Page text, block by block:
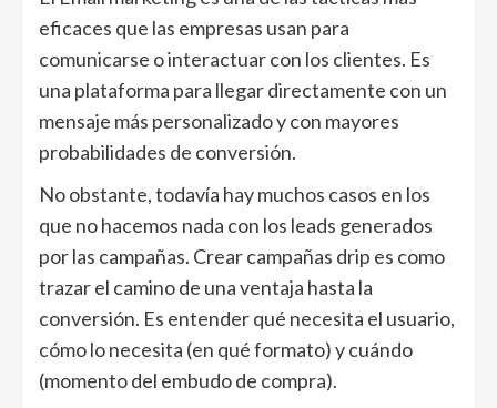
eficaces que las empresas usan para
comunicarse o interactuar con los clientes. Es
una plataforma para llegar directamente con un
mensaje más personalizado y con mayores
probabilidades de conversión.
No obstante, todavía hay muchos casos en los
que no hacemos nada con los leads generados
por las campañas. Crear campañas drip es como
trazar el camino de una ventaja hasta la
conversión. Es entender qué necesita el usuario,
cómo lo necesita (en qué formato) y cuándo
(momento del embudo de compra).